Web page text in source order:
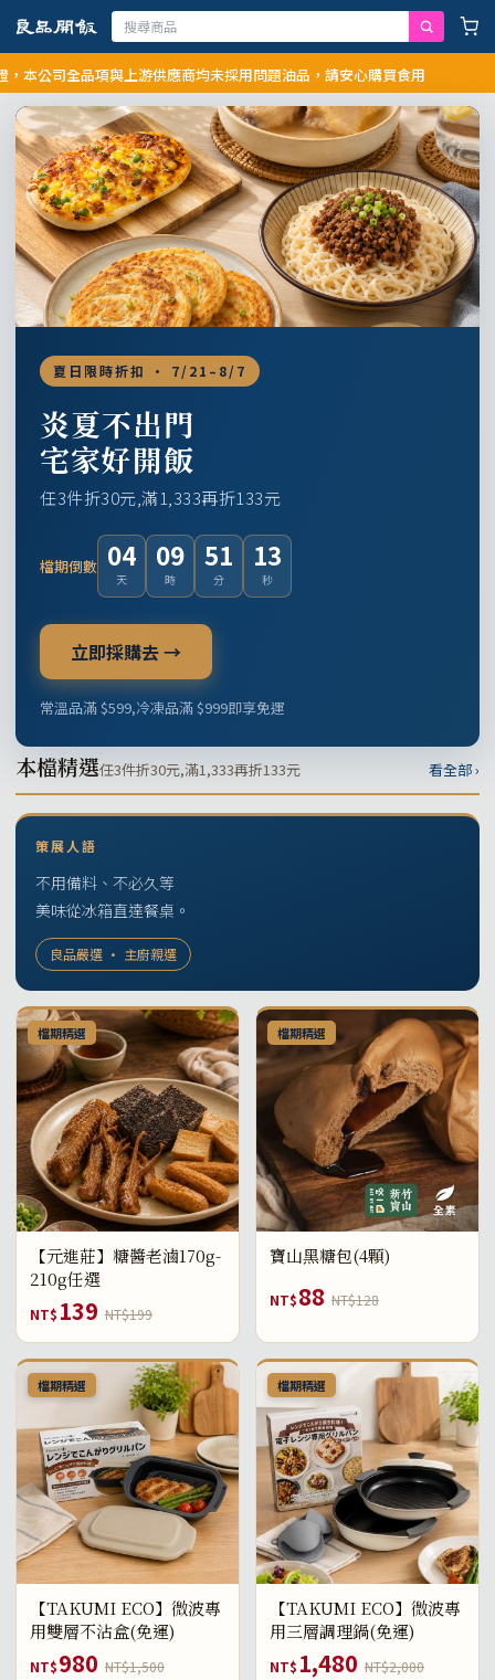
司全品項與上游供應商均未採用問題油品，請安心購買食用
夏日限時折扣 · 7/21–8/7
炎夏不出門
宅家好開飯
任3件折30元,滿1,333再折133元
檔期倒數 04
天
09
時
51
分
12
秒
立即採購去 →
常溫品滿 $599,冷凍品滿 $999即享免運
本檔精選任3件折30元,滿1,333再折133元 看全部 ›
策展人語
不用備料、不必久等
美味從冰箱直達餐桌。
良品嚴選 · 主廚親選
檔期精選
【元進莊】糖醬老滷170g-
210g任選
NT$ 139 NT$199
檔期精選
寶山黑糖包(4顆)
NT$88 NT$128
檔期精選
【TAKUMI ECO】微波專
用雙層不沾盒(免運)
NT$980 NT$1,500
檔期精選
【TAKUMI ECO】微波專
用三層調理鍋(免運)
NT$ 1,480 NT$2,000